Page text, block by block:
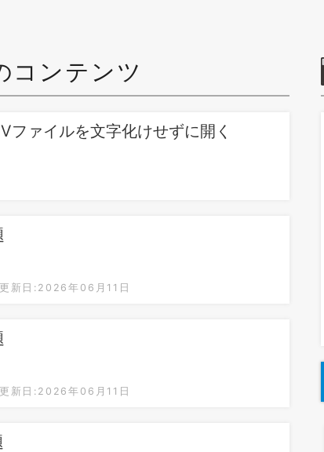
コンテンツ
ァイルを文字化けせずに開く
更新日:2026年06月11日
更新日:2026年06月11日